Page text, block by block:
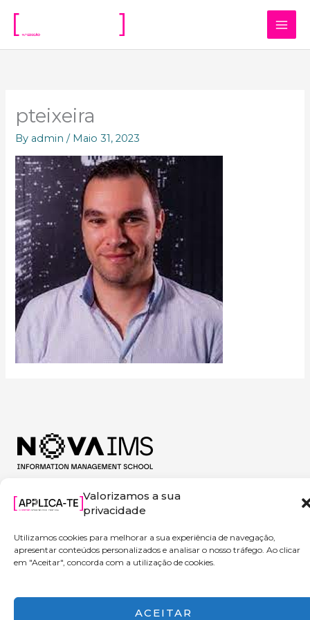
Valorizamos a sua
privacidade
Utilizamos cookies para melhorar a sua experiência de navegação,
apresentar conteúdos personalizados e analisar o nosso tráfego. Ao clicar
em "Aceitar", concorda com a utilização de cookies.
ACEITAR
content
pteixeira
By admin/ Maio 31, 2023